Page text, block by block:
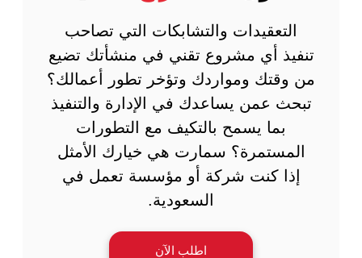
التعقيدات والتشابكات التي تصاحب
تنفيذ أي مشروع تقني في منشأتك تضيع
من وقتك ومواردك وتؤخر تطور أعمالك؟
تبحث عمن يساعدك في الإدارة والتنفيذ
بما يسمح بالتكيف مع التطورات
المستمرة؟ سمارت هي خيارك الأمثل
إذا كنت شركة أو مؤسسة تعمل في
السعودية.
اطلب الآن